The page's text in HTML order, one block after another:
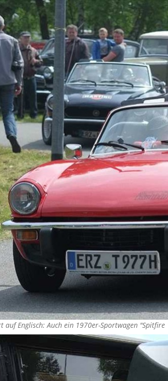
auf Englisch: Auch ein 1970er-Sportwagen